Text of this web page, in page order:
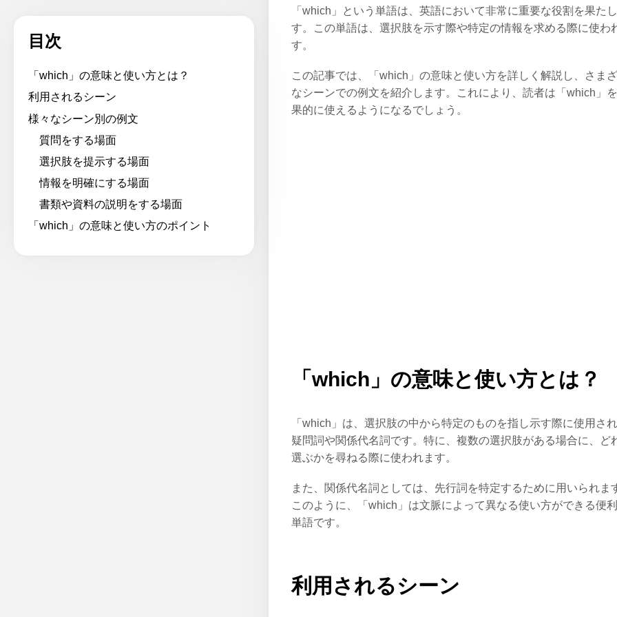
目次
「which」の意味と使い方とは？
利用されるシーン
様々なシーン別の例文
質問をする場面
選択肢を提示する場面
情報を明確にする場面
書類や資料の説明をする場面
「which」の意味と使い方のポイント
「which」という単語は、英語において非常に重要な役割を果た
す。この単語は、選択肢を示す際や特定の情報を求める際に使わ
す。
この記事では、「which」の意味と使い方を詳しく解説し、さまざ
なシーンでの例文を紹介します。これにより、読者は「which」
果的に使えるようになるでしょう。
「which」の意味と使い方とは？
「which」は、選択肢の中から特定のものを指し示す際に使用さ
疑問詞や関係代名詞です。特に、複数の選択肢がある場合に、ど
選ぶかを尋ねる際に使われます。
また、関係代名詞としては、先行詞を特定するために用いられま
このように、「which」は文脈によって異なる使い方ができる便
単語です。
利用されるシーン